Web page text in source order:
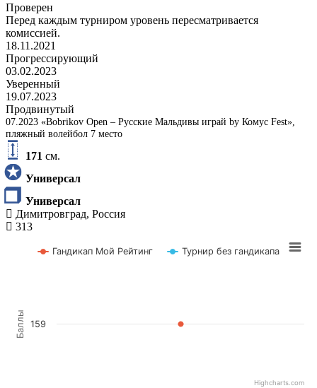
Проверен
Перед каждым турниром уровень пересматривается
комиссией.
18.11.2021
Прогрессирующий
03.02.2023
Уверенный
19.07.2023
Продвинутый
07.2023 «Bobrikov Open – Русские Мальдивы играй by Комус Fest»,
пляжный волейбол 7 место
171 см.
Универсал
Универсал
Димитровград, Россия
313
Баллы
Гандикап Мой Рейтинг Турнир без гандикапа
159
Highcharts.com